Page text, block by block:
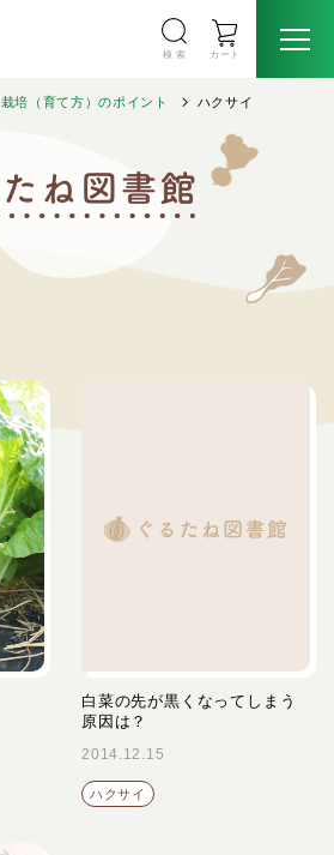
検 索 カート
栽培（育て方）のポイント ハクサイ
白菜の先が黒くなってしまう
原因は？
2014.12.15
ハクサイ